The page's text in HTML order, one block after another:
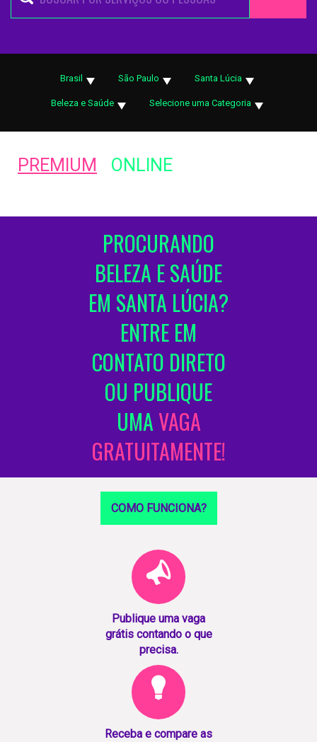
Brasil São Paulo Santa Lúcia
Beleza e Saúde Selecione uma Categoria
PREMIUM ONLINE
PROCURANDO
BELEZA E SAÚDE
EM SANTA LÚCIA?
ENTRE EM
CONTATO DIRETO
OU PUBLIQUE
UMAVAGA
GRATUITAMENTE!
COMO FUNCIONA?
Publique uma vaga
grátis contando o que
precisa.
Receba e compare as